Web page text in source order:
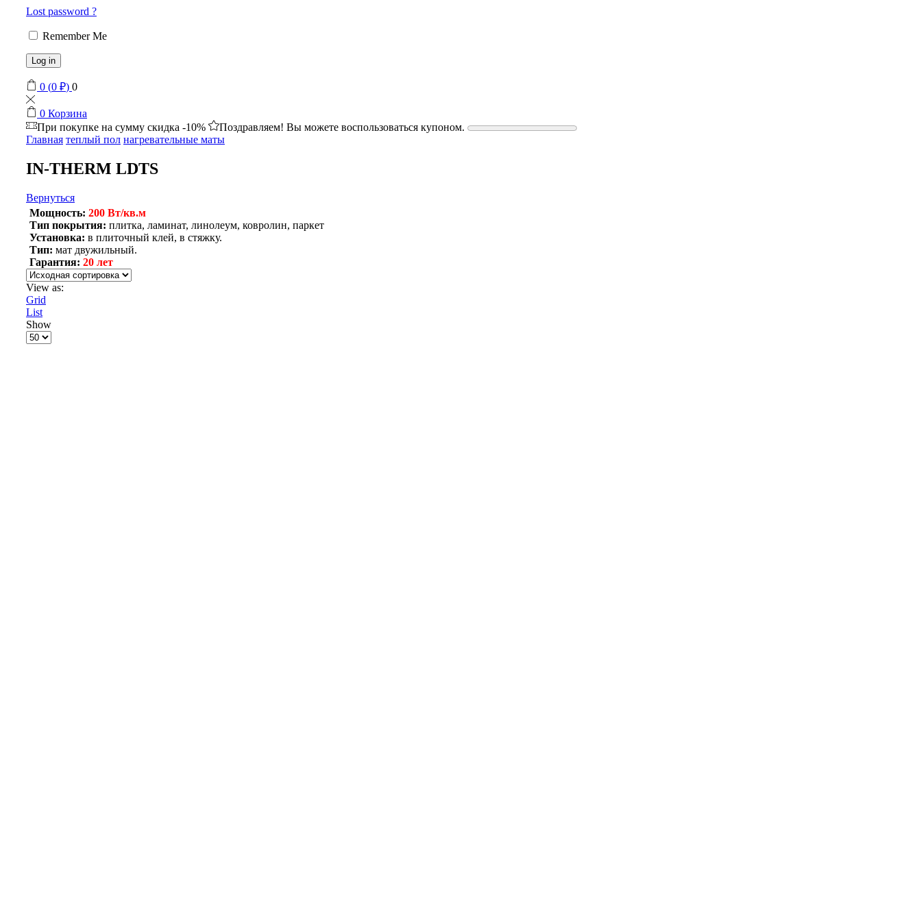
Lost password ?
Remember Me
Log in
0 (0 ₽) 0
0 Корзина
При покупке на сумму скидка -10%
Поздравляем! Вы можете воспользоваться купоном.
Главная теплый пол нагревательные маты
IN-THERM LDTS
Вернуться
Мощность: 200 Вт/кв.м
Тип покрытия: плитка, ламинат, линолеум, ковролин, паркет
Установка: в плиточный клей, в стяжку.
Тип: мат двужильный.
Гарантия: 20 лет
View as:
Grid
List
Show